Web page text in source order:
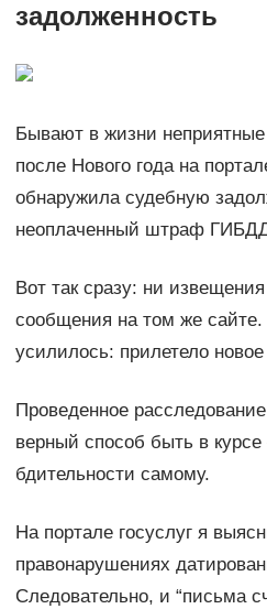
задолженность
Бывают в жизни
после Нового года на
обнаружила судебную
неоплаченный штраф
Вот так сразу: ни
сообщения на том же
усилилось: прилетело
Проведенное
верный способ быть в курсе
бдительности самому.
На портале госуслуг я
правонарушениях
Следовательно, и “письма